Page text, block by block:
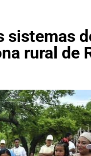
sistemas
rural de